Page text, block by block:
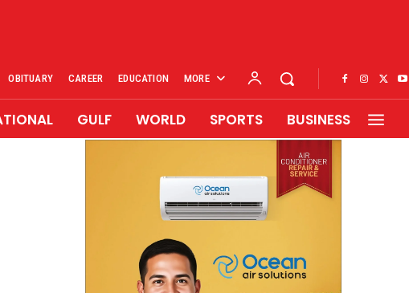
OBITUARY CAREER EDUCATION MORE
GULF WORLD SPORTS
BUSINESS